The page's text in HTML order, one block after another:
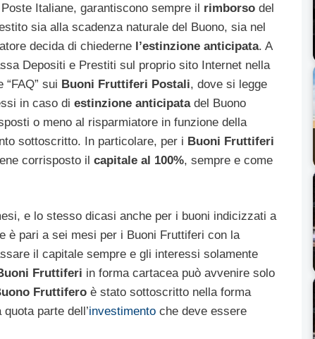
Italiane, garantiscono sempre il rimborsodel
sia alla scadenza naturale del Buono, sia nel
decida di chiederne l’estinzione anticipata. A
Depositi e Prestiti sul proprio sito Internet nella
sui Buoni Fruttiferi Postali, dove si legge
in caso di estinzione anticipatadel Buono
o meno al risparmiatore in funzione della
sottoscritto. In particolare, per i Buoni Fruttiferi
corrisposto il capitale al 100%, sempre e come
e lo stesso dicasi anche per i buoni indicizzati a
è pari a sei mesi per i Buoni Fruttiferi con la
il capitale sempre e gli interessi solamente
Fruttiferi in forma cartacea può avvenire solo
Fruttifero è stato sottoscritto nella forma
parte dell’investimento che deve essere